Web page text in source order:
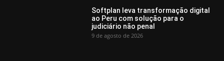
Softplan leva transformação digital
ao Peru com solução para o
judiciário não penal
9 de agosto de 2026